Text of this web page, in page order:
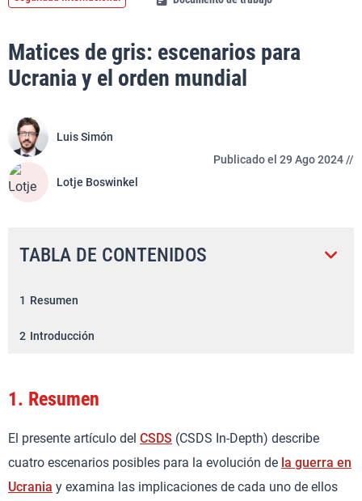
Matices de gris: escenarios para
Ucrania y el orden mundial
Luis Simón
Lotje Boswinkel
Publicado el 29 Ago 2024 //
TABLA DE CONTENIDOS
1 Resumen
2 Introducción
1. Resumen
El presente artículo del CSDS (CSDS In-Depth) describe
cuatro escenarios posibles para la evolución de la guerra en
Ucrania y examina las implicaciones de cada uno de ellos